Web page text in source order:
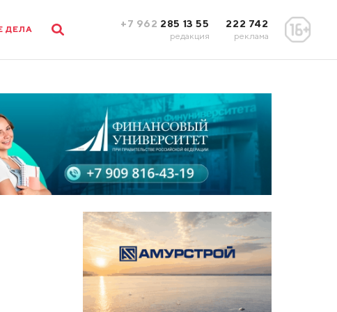
ДЕЛА +7 962 285 13 55
редакция
222 742
реклама